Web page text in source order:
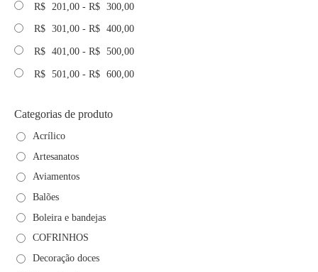
R$ 201,00 - R$ 300,00
R$ 301,00 - R$ 400,00
R$ 401,00 - R$ 500,00
R$ 501,00 - R$ 600,00
Categorias de produto
Acrílico
Artesanatos
Aviamentos
Balões
Boleira e bandejas
COFRINHOS
Decoração doces